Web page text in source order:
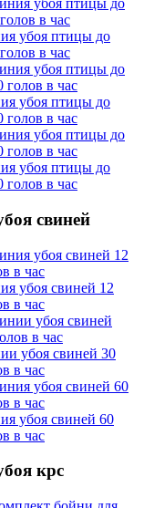
убоя птицы до
в час
убоя птицы до
голов в час
убоя птицы до
голов в час
свиней
убоя свиней 12
в час
убоя свиней 30
в час
убоя свиней 60
в час
крс